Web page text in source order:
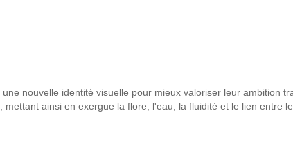
nouvelle identité visuelle pour mieux valoriser leur ambition
ainsi en exergue la flore, l'eau, la fluidité et le lien entre